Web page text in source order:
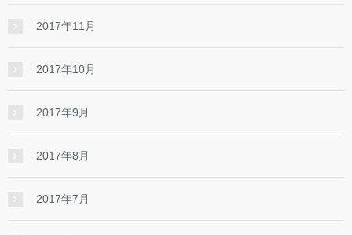
2017年11月
2017年10月
2017年9月
2017年8月
2017年7月